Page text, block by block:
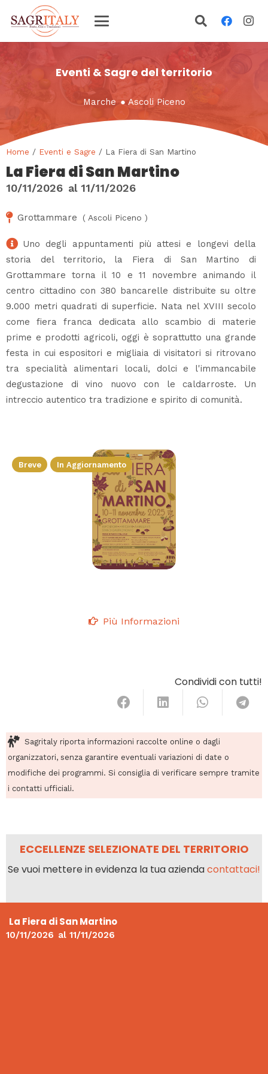
Eventi & Sagre del territorio
Marche ●Ascoli Piceno
Home / Eventi e Sagre / La Fiera di San Martino
La Fiera di San Martino
10/11/2026 al 11/11/2026
Grottammare ( Ascoli Piceno )
Uno degli appuntamenti più attesi e longevi della
storia del territorio, la Fiera di San Martino di
Grottammare torna il 10 e 11 novembre animando il
centro cittadino con 380 bancarelle distribuite su oltre
9.000 metri quadrati di superficie. Nata nel XVIII secolo
come fiera franca dedicata allo scambio di materie
prime e prodotti agricoli, oggi è soprattutto una grande
festa in cui espositori e migliaia di visitatori si ritrovano
tra specialità alimentari locali, dolci e l'immancabile
degustazione di vino nuovo con le caldarroste. Un
intreccio autentico tra tradizione e spirito di comunità.
Breve In Aggiornamento
Più Informazioni
Condividi con tutti!
Sagritaly riporta informazioni raccolte online o dagli
organizzatori, senza garantire eventuali variazioni di date o
modifiche dei programmi. Si consiglia di verificare sempre tramite
i contatti ufficiali.
ECCELLENZE SELEZIONATE DEL TERRITORIO
Se vuoi mettere in evidenza la tua aziendacontattaci!
La Fiera di San Martino
10/11/2026 al 11/11/2026